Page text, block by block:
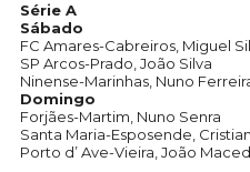
Série A
Sábado
FC Amares-Cabreiros, Miguel
SP Arcos-Prado, João Silva
Ninense-Marinhas, Nuno
Domingo
Forjães-Martim, Nuno Senra
Santa Maria-Esposende,
Porto d’ Ave-Vieira, João